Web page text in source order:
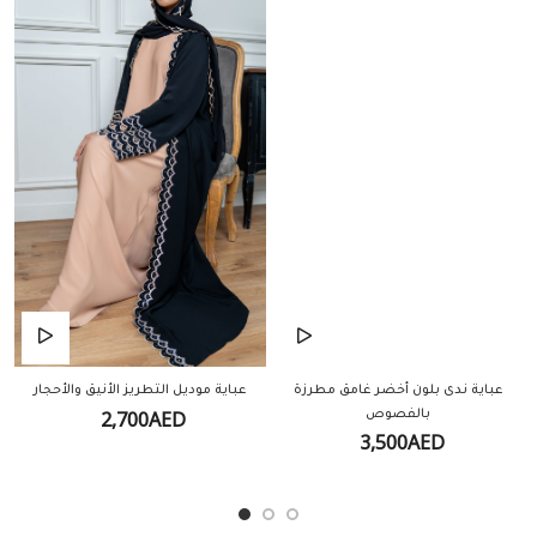
عباية موديل التطريز الأنيق والأحجار
2,700AED
عباية ندى بلون أخضر غامق مطرزة
بالفصوص
3,500AED